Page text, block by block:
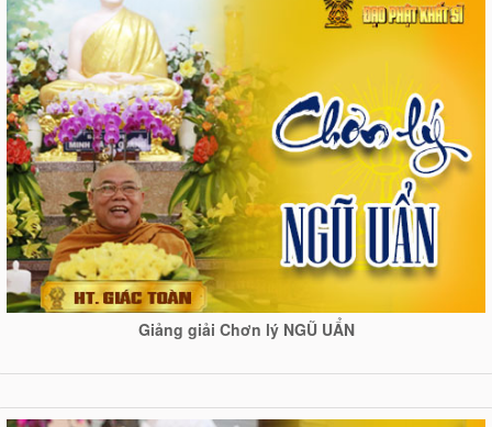
Giảng giải Chơn lý NGŨ UẨN